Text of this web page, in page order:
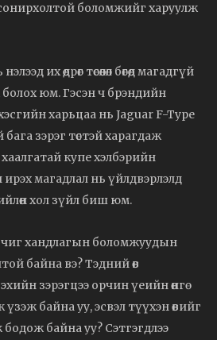
боломжийг харуулж
их өөдрөг төсөөлөл бөгөөд магадгүй
болох юм. Гэсэн ч брэндийн
харьцаа нь Jaguar F-Type
зэрэг төстэй харагдаж
купе хэлбэрийн
магадлал нь үйлдвэрлэлд
хол зүйл биш юм.
хандлагын боломжуудын
байна вэ? Тэдний өв
зэрэгцээ орчин үеийн өнгө
байна уу, эсвэл түүхэн өвийг
байна уу? Сэтгэгдлээ